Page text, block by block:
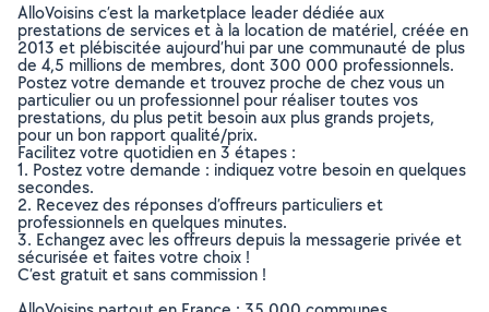
AlloVoisins c’est la marketplace leader dédiée aux
prestations de services et à la location de matériel, créée en
2013 et plébiscitée aujourd’hui par une communauté de plus
de 4,5 millions de membres, dont 300 000 professionnels.
Postez votre demande et trouvez proche de chez vous un
particulier ou un professionnel pour réaliser toutes vos
prestations, du plus petit besoin aux plus grands projets,
pour un bon rapport qualité/prix.
Facilitez votre quotidien en 3 étapes :
1. Postez votre demande : indiquez votre besoin en quelques
secondes.
2. Recevez des réponses d’offreurs particuliers et
professionnels en quelques minutes.
3. Echangez avec les offreurs depuis la messagerie privée et
sécurisée et faites votre choix !
C’est gratuit et sans commission !